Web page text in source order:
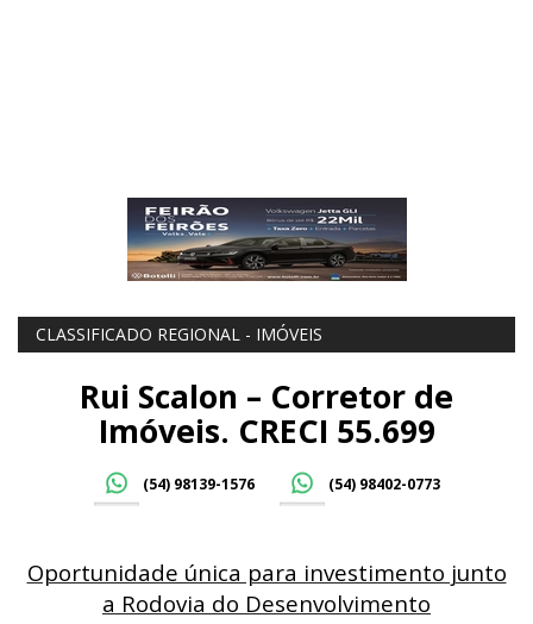
CLASSIFICADO REGIONAL - IMÓVEIS
Rui Scalon – Corretor de
Imóveis. CRECI 55.699
(54) 98139-1576 (54) 98402-0773
Oportunidade única para investimento junto
a Rodovia do Desenvolvimento